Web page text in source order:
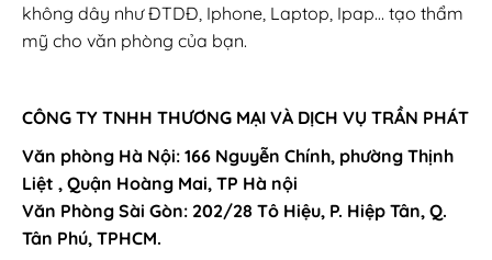
không dây như ĐTDĐ, Iphone, Laptop, Ipap… tạo thẩm
mỹ cho văn phòng của bạn.
CÔNG TY TNHH THƯƠNG MẠI VÀ DỊCH VỤ TRẦN PHÁT
Văn phòng Hà Nội: 166 Nguyễn Chính, phường Thịnh
Liệt , Quận Hoàng Mai, TP Hà nội
Văn Phòng Sài Gòn: 202/28 Tô Hiệu, P. Hiệp Tân, Q.
Tân Phú, TPHCM.